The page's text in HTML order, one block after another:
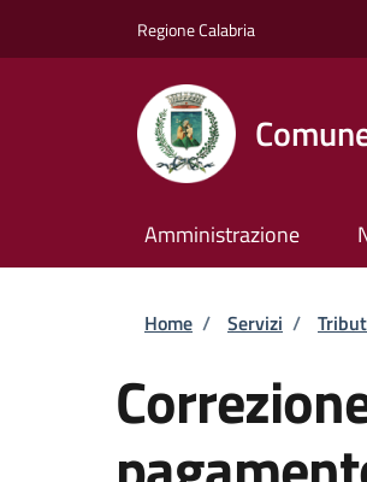
Regione Calabria
Amministrazione
Briciole di
Home / Servizi /